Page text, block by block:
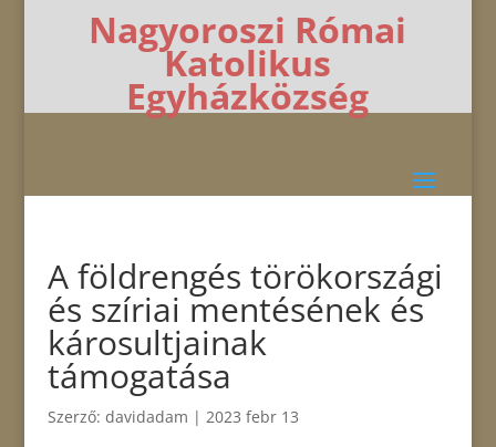
Nagyoroszi Római
Katolikus
Egyházközség
A földrengés törökországi
és szíriai mentésének és
károsultjainak
támogatása
Szerző: davidadam | 2023 febr 13